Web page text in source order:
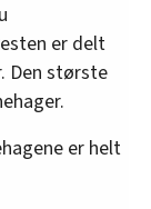
er delt
Den største
er helt